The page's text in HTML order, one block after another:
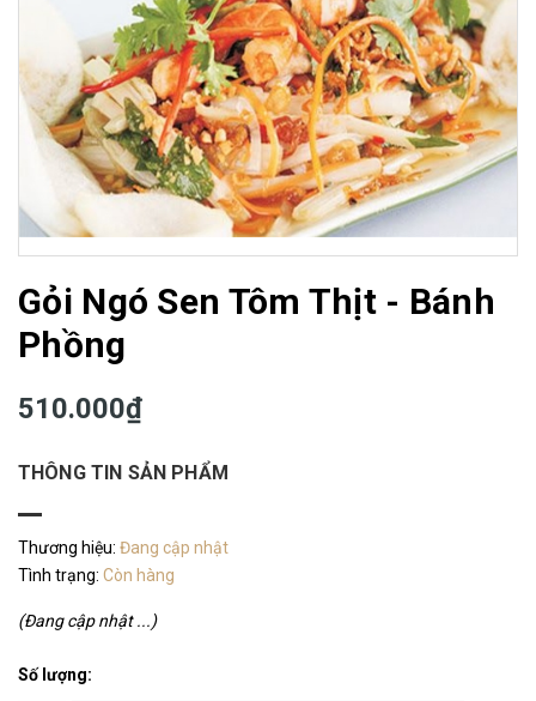
Gỏi Ngó Sen Tôm Thịt - Bánh
Phồng
510.000₫
THÔNG TIN SẢN PHẨM
Thương hiệu: Đang cập nhật
Tình trạng: Còn hàng
(Đang cập nhật ...)
Số lượng: